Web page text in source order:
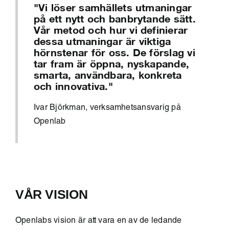
"Vi löser samhällets utmaningar
på ett nytt och banbrytande sätt.
Vår metod och hur vi definierar
dessa utmaningar är viktiga
hörnstenar för oss. De förslag vi
tar fram är öppna, nyskapande,
smarta, användbara, konkreta
och innovativa."
Ivar Björkman, verksamhetsansvarig på
Openlab
VÅR VISION
Openlabs vision är att vara en av de ledande